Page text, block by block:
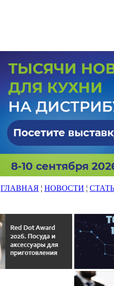
ГЛАВНАЯ ¦ НОВОСТИ ¦